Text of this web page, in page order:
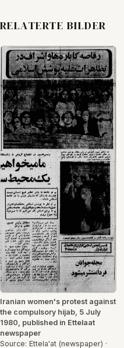
RELATERTE BILDER
Iranian women's protest against
the compulsory hijab, 5 July
1980, published in Ettelaat
newspaper
Source: Ettela'at (newspaper) ·